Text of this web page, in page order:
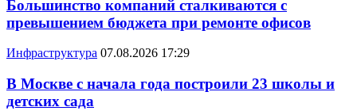
Большинство компаний сталкиваются с
превышением бюджета при ремонте офисов
Инфраструктура 07.08.2026 17:29
В Москве с начала года построили 23 школы и
детских сада